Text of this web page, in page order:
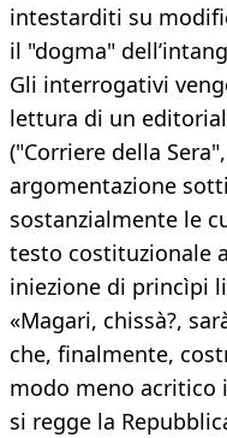
intestarditi su
il "dogma"
Gli interrogativi
lettura di un
("Corriere della
argomentazione
sostanzialmente le
testo costituzionale
iniezione di princìpi
«Magari, chissà?,
che, finalmente,
modo meno acritico
si regge la